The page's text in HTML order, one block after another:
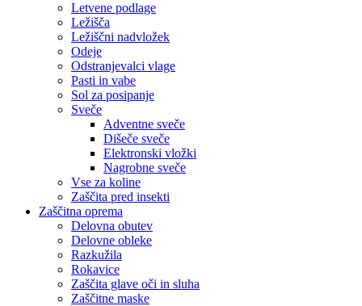
Letvene podlage
Ležišča
Ležiščni nadvložek
Odeje
Odstranjevalci vlage
Pasti in vabe
Sol za posipanje
Sveče
Adventne sveče
Dišeče sveče
Elektronski vložki
Nagrobne sveče
Vse za koline
Zaščita pred insekti
Zaščitna oprema
Delovna obutev
Delovne obleke
Razkužila
Rokavice
Zaščita glave oči in sluha
Zaščitne maske